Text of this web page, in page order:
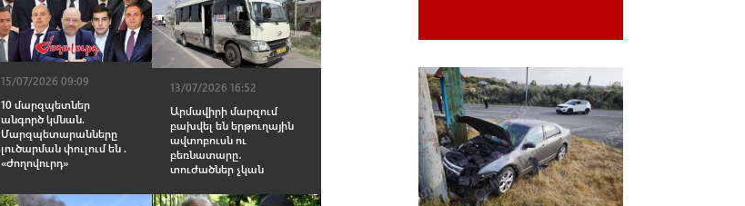
15/07/2026 09:09
10 մարզպետներ
անգործ կմնան.
Մարզպետարանները
լուծարման փուլում են .
«Ժողովուրդ»
13/07/2026 16:52
Արմավիրի մարզում
բախվել են երթուղային
ավտոբուսն ու
բեռնատարը․
տուժածներ չկան